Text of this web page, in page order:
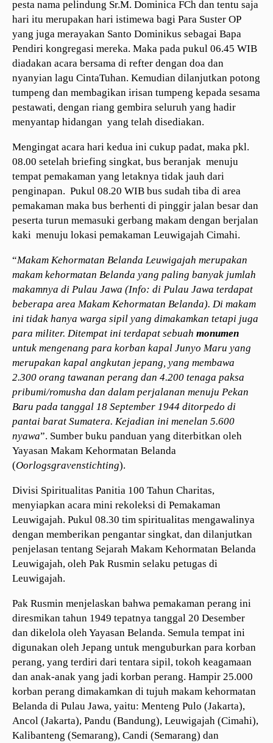
pesta nama pelindung Sr.M. Dominica FCh dan tentu saja
hari itu merupakan hari istimewa bagi Para Suster OP
yang juga merayakan Santo Dominikus sebagai Bapa
Pendiri kongregasi mereka. Maka pada pukul 06.45 WIB
diadakan acara bersama di refter dengan doa dan
nyanyian lagu CintaTuhan. Kemudian dilanjutkan potong
tumpeng dan membagikan irisan tumpeng kepada sesama
pestawati, dengan riang gembira seluruh yang hadir
menyantap hidangan yang telah disediakan.
Mengingat acara hari kedua ini cukup padat, maka pkl.
08.00 setelah briefing singkat, bus beranjak menuju
tempat pemakaman yang letaknya tidak jauh dari
penginapan. Pukul 08.20 WIB bus sudah tiba di area
pemakaman maka bus berhenti di pinggir jalan besar dan
peserta turun memasuki gerbang makam dengan berjalan
kaki menuju lokasi pemakaman Leuwigajah Cimahi.
“Makam Kehormatan Belanda Leuwigajah merupakan
makam kehormatan Belanda yang paling banyak jumlah
makamnya di Pulau Jawa (Info: di Pulau Jawa terdapat
beberapa area Makam Kehormatan Belanda). Di makam
ini tidak hanya warga sipil yang dimakamkan tetapi juga
para militer. Ditempat ini terdapat sebuah monumen
untuk mengenang para korban kapal Junyo Maru yang
merupakan kapal angkutan jepang, yang membawa
2.300 orang tawanan perang dan 4.200 tenaga paksa
pribumi/romusha dan dalam perjalanan menuju Pekan
Baru pada tanggal 18 September 1944 ditorpedo di
pantai barat Sumatera. Kejadian ini menelan 5.600
nyawa”. Sumber buku panduan yang diterbitkan oleh
Yayasan Makam Kehormatan Belanda
(Oorlogsgravenstichting).
Divisi Spiritualitas Panitia 100 Tahun Charitas,
menyiapkan acara mini rekoleksi di Pemakaman
Leuwigajah. Pukul 08.30 tim spiritualitas mengawalinya
dengan memberikan pengantar singkat, dan dilanjutkan
penjelasan tentang Sejarah Makam Kehormatan Belanda
Leuwigajah, oleh Pak Rusmin selaku petugas di
Leuwigajah.
Pak Rusmin menjelaskan bahwa pemakaman perang ini
diresmikan tahun 1949 tepatnya tanggal 20 Desember
dan dikelola oleh Yayasan Belanda. Semula tempat ini
digunakan oleh Jepang untuk menguburkan para korban
perang, yang terdiri dari tentara sipil, tokoh keagamaan
dan anak-anak yang jadi korban perang. Hampir 25.000
korban perang dimakamkan di tujuh makam kehormatan
Belanda di Pulau Jawa, yaitu: Menteng Pulo (Jakarta),
Ancol (Jakarta), Pandu (Bandung), Leuwigajah (Cimahi),
Kalibanteng (Semarang), Candi (Semarang) dan